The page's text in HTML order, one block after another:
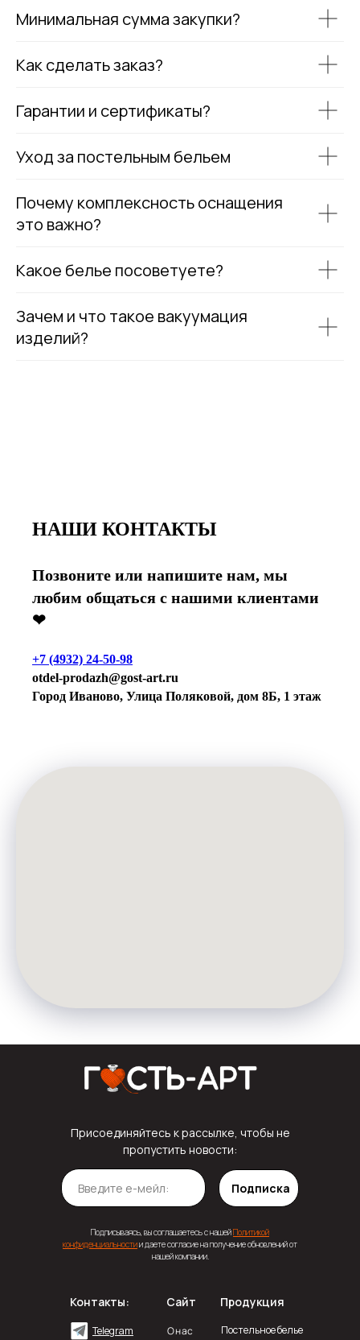
Минимальная сумма закупки?
Как сделать заказ?
Гарантии и сертификаты?
Уход за постельным бельем
Почему комплексность оснащения
это важно?
Какое белье посоветуете?
Зачем и что такое вакуумация
изделий?
НАШИ КОНТАКТЫ
Позвоните или напишите нам, мы
любим общаться с нашими клиентами
❤
+7 (4932) 24-50-98
otdel-prodazh@gost-art.ru
Город Иваново, Улица Поляковой, дом 8Б, 1 этаж
Присоединяйтесь к рассылке, чтобы не
пропустить новости:
Подписка
Подписываясь, вы соглашаетесь с нашейПолитикой
конфиденциальностии даете согласие на получение обновлений от
нашей компании.
Продукция
Постельное белье
Сайт
Контакты:
Telegram О нас